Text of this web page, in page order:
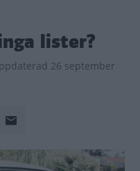
lister?
26 september